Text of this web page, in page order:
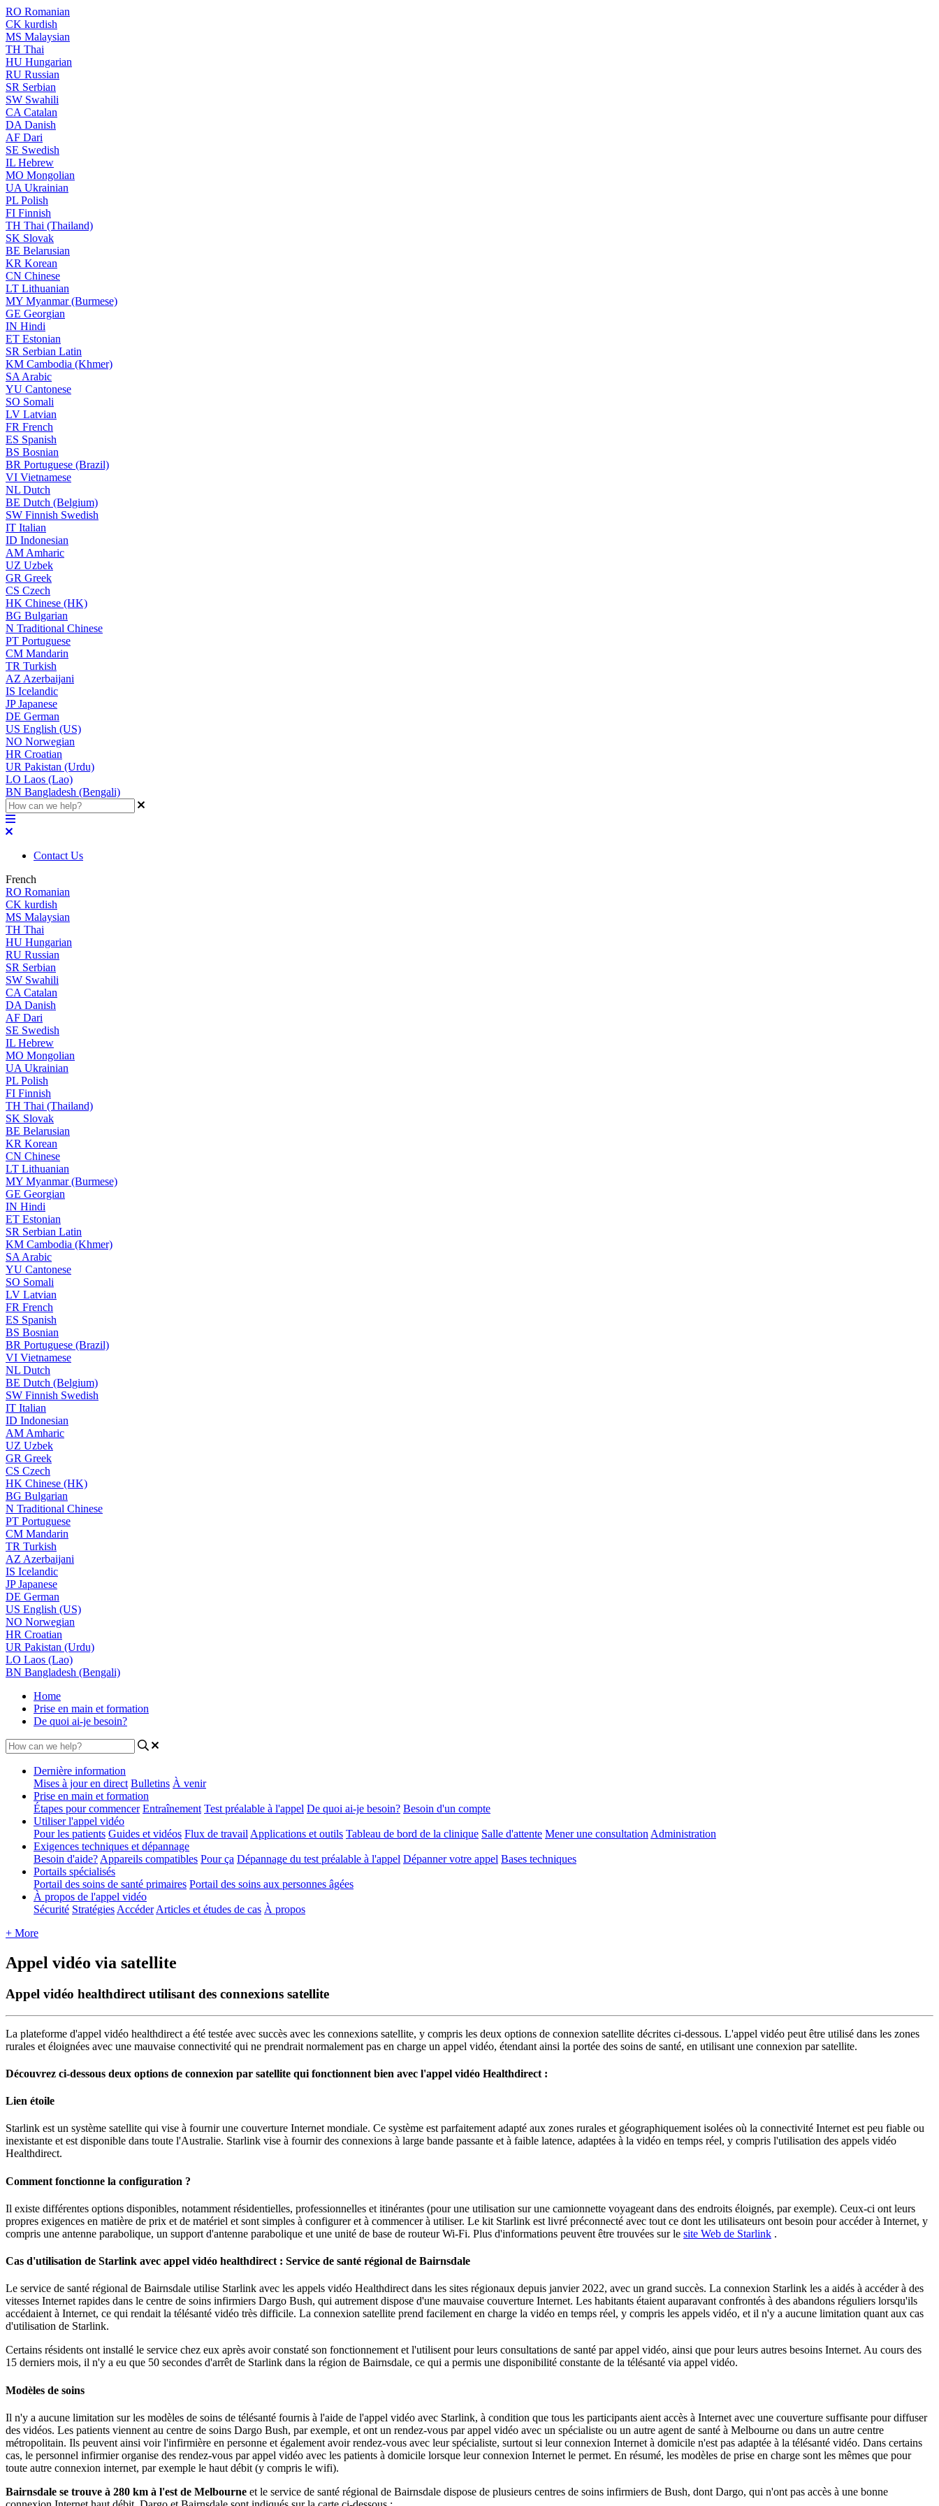
RO Romanian
CK kurdish
MS Malaysian
TH Thai
HU Hungarian
RU Russian
SR Serbian
SW Swahili
CA Catalan
DA Danish
AF Dari
SE Swedish
IL Hebrew
MO Mongolian
UA Ukrainian
PL Polish
FI Finnish
TH Thai (Thailand)
SK Slovak
BE Belarusian
KR Korean
CN Chinese
LT Lithuanian
MY Myanmar (Burmese)
GE Georgian
IN Hindi
ET Estonian
SR Serbian Latin
KM Cambodia (Khmer)
SA Arabic
YU Cantonese
SO Somali
LV Latvian
FR French
ES Spanish
BS Bosnian
BR Portuguese (Brazil)
VI Vietnamese
NL Dutch
BE Dutch (Belgium)
SW Finnish Swedish
IT Italian
ID Indonesian
AM Amharic
UZ Uzbek
GR Greek
CS Czech
HK Chinese (HK)
BG Bulgarian
N Traditional Chinese
PT Portuguese
CM Mandarin
TR Turkish
AZ Azerbaijani
IS Icelandic
JPJapanese
DE German
US English (US)
NO Norwegian
HR Croatian
UR Pakistan (Urdu)
LO Laos (Lao)
BN Bangladesh (Bengali)
Contact Us
French
RO Romanian
CK kurdish
MS Malaysian
TH Thai
HU Hungarian
RU Russian
SR Serbian
SW Swahili
CA Catalan
DA Danish
AF Dari
SE Swedish
IL Hebrew
MO Mongolian
UA Ukrainian
PL Polish
FI Finnish
TH Thai (Thailand)
SK Slovak
BE Belarusian
KR Korean
CN Chinese
LT Lithuanian
MY Myanmar (Burmese)
GE Georgian
IN Hindi
ET Estonian
SR Serbian Latin
KM Cambodia (Khmer)
SA Arabic
YU Cantonese
SO Somali
LV Latvian
FR French
ES Spanish
BS Bosnian
BR Portuguese (Brazil)
VI Vietnamese
NL Dutch
BE Dutch (Belgium)
SW Finnish Swedish
IT Italian
ID Indonesian
AM Amharic
UZ Uzbek
GR Greek
CS Czech
HK Chinese (HK)
BG Bulgarian
N Traditional Chinese
PT Portuguese
CM Mandarin
TR Turkish
AZ Azerbaijani
IS Icelandic
JPJapanese
DE German
US English (US)
NO Norwegian
HR Croatian
UR Pakistan (Urdu)
LO Laos (Lao)
BN Bangladesh (Bengali)
Home
Prise en main et formation
De quoi ai-je besoin?
Dernière information
Mises à jour en direct Bulletins À venir
Prise en main et formation
Étapes pour commencer Entraînement Test préalable à l'appel De quoi ai-je besoin? Besoin d'un compte
Utiliser l'appel vidéo
Pour les patients Guides et vidéos Flux de travail Applications et outils Tableau de bord de la clinique Salle d'attente Mener une consultation Administration
Exigences techniques et dépannage
Besoin d'aide? Appareils compatibles Pour ça Dépannage du test préalable à l'appel Dépanner votre appel Bases techniques
Portails spécialisés
Portail des soins de santé primaires Portail des soins aux personnes âgées
À propos de l'appel vidéo
Sécurité Stratégies Accéder Articles et études de cas À propos
+ More
Appel vidéo via satellite
Appel vidéo healthdirect utilisant des connexions satellite
La plateforme d'appel vidéo healthdirect a été testée avec succès avec les connexions satellite, y compris les deux options de connexion satellite décrites ci-dessous. L'appel vidéo peut être utilisé dans les zones
rurales et éloignées avec une mauvaise connectivité qui ne prendrait normalement pas en charge un appel vidéo, étendant ainsi la portée des soins de santé, en utilisant une connexion par satellite.
Découvrez ci-dessous deux options de connexion par satellite qui fonctionnent bien avec l'appel vidéo Healthdirect :
Lien étoile
Starlink est un système satellite qui vise à fournir une couverture Internet mondiale. Ce système est parfaitement adapté aux zones rurales et géographiquement isolées où la connectivité Internet est peu fiable ou
inexistante et est disponible dans toute l'Australie. Starlink vise à fournir des connexions à large bande passante et à faible latence, adaptées à la vidéo en temps réel, y compris l'utilisation des appels vidéo
Healthdirect.
Comment fonctionne la configuration ?
Il existe différentes options disponibles, notamment résidentielles, professionnelles et itinérantes (pour une utilisation sur une camionnette voyageant dans des endroits éloignés, par exemple). Ceux-ci ont leurs
propres exigences en matière de prix et de matériel et sont simples à configurer et à commencer à utiliser. Le kit Starlink est livré préconnecté avec tout ce dont les utilisateurs ont besoin pour accéder à Internet, y
compris une antenne parabolique, un support d'antenne parabolique et une unité de base de routeur Wi-Fi. Plus d'informations peuvent être trouvées sur le site Web de Starlink .
Cas d'utilisation de Starlink avec appel vidéo healthdirect : Service de santé régional de Bairnsdale
Le service de santé régional de Bairnsdale utilise Starlink avec les appels vidéo Healthdirect dans les sites régionaux depuis janvier 2022, avec un grand succès. La connexion Starlink les a aidés à accéder à des
vitesses Internet rapides dans le centre de soins infirmiers Dargo Bush, qui autrement dispose d'une mauvaise couverture Internet. Les habitants étaient auparavant confrontés à des abandons réguliers lorsqu'ils
accédaient à Internet, ce qui rendait la télésanté vidéo très difficile. La connexion satellite prend facilement en charge la vidéo en temps réel, y compris les appels vidéo, et il n'y a aucune limitation quant aux cas
d'utilisation de Starlink.
Certains résidents ont installé le service chez eux après avoir constaté son fonctionnement et l'utilisent pour leurs consultations de santé par appel vidéo, ainsi que pour leurs autres besoins Internet. Au cours des
15 derniers mois, il n'y a eu que 50 secondes d'arrêt de Starlink dans la région de Bairnsdale, ce qui a permis une disponibilité constante de la télésanté via appel vidéo.
Modèles de soins
Il n'y a aucune limitation sur les modèles de soins de télésanté fournis à l'aide de l'appel vidéo avec Starlink, à condition que tous les participants aient accès à Internet avec une couverture suffisante pour diffuser
des vidéos. Les patients viennent au centre de soins Dargo Bush, par exemple, et ont un rendez-vous par appel vidéo avec un spécialiste ou un autre agent de santé à Melbourne ou dans un autre centre
métropolitain. Ils peuvent ainsi voir l'infirmière en personne et également avoir rendez-vous avec leur spécialiste, surtout si leur connexion Internet à domicile n'est pas adaptée à la télésanté vidéo. Dans certains
cas, le personnel infirmier organise des rendez-vous par appel vidéo avec les patients à domicile lorsque leur connexion Internet le permet. En résumé, les modèles de prise en charge sont les mêmes que pour
toute autre connexion internet, par exemple le haut débit (y compris le wifi).
Bairnsdale se trouve à 280 km à l'est de Melbourne et le service de santé régional de Bairnsdale dispose de plusieurs centres de soins infirmiers de Bush, dont Dargo, qui n'ont pas accès à une bonne